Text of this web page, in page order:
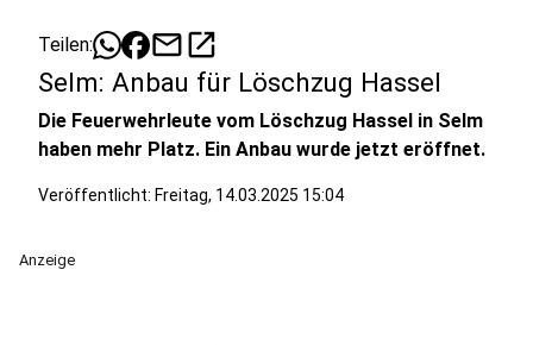
Teilen: mailopen_in_new
Selm: Anbau für Löschzug Hassel
Die Feuerwehrleute vom Löschzug Hassel in Selm
haben mehr Platz. Ein Anbau wurde jetzt eröffnet.
Veröffentlicht: Freitag, 14.03.2025 15:04
Anzeige